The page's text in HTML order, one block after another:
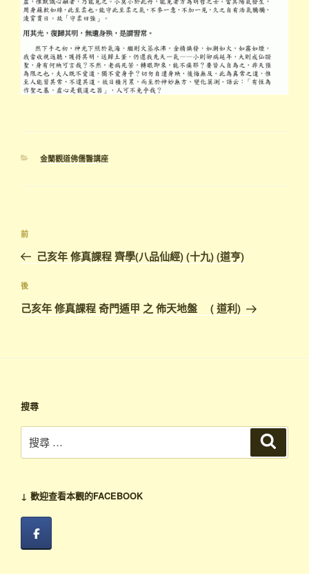
分
金蘭觀道佛儒醫講座
文
導
覽
上
一
篇
文
章
前
己亥年 修真課程 齊學(八品仙經) (十九) (道亨)
下
篇
文
後
己亥年 修真課程 奇門遁甲 之 佈天地盤 ( 道利)
搜尋
尋：
↓ 歡迎查看本觀的FACEBOOK